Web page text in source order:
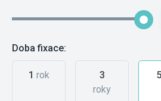
Doba fixace:
1 rok
3
roky
5